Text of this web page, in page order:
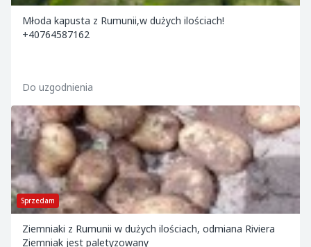
Młoda kapusta z Rumunii,w dużych ilościach!
+40764587162
Do uzgodnienia
Sprzedam
Ziemniaki z Rumunii w dużych ilościach, odmiana Riviera
Ziemniak jest paletyzowany